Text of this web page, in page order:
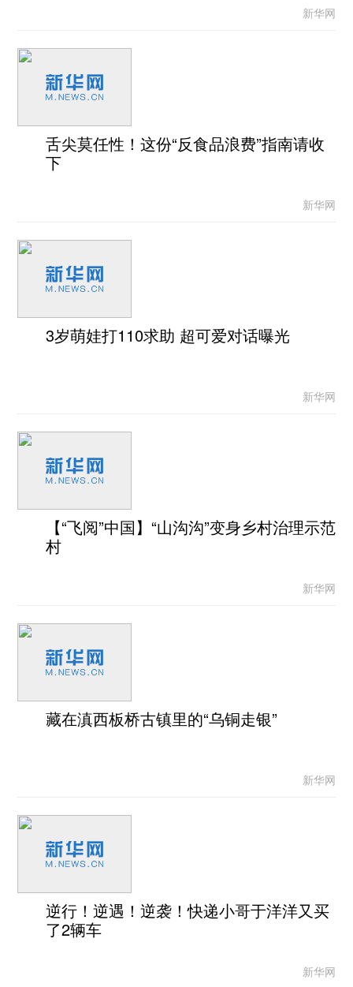
新华网
舌尖莫任性！这份“反食品浪费”指南请收
下
新华网
3岁萌娃打110求助 超可爱对话曝光
新华网
【“飞阅”中国】“山沟沟”变身乡村治理示范
村
新华网
藏在滇西板桥古镇里的“乌铜走银”
新华网
逆行！逆遇！逆袭！快递小哥于洋洋又买
了2辆车
新华网